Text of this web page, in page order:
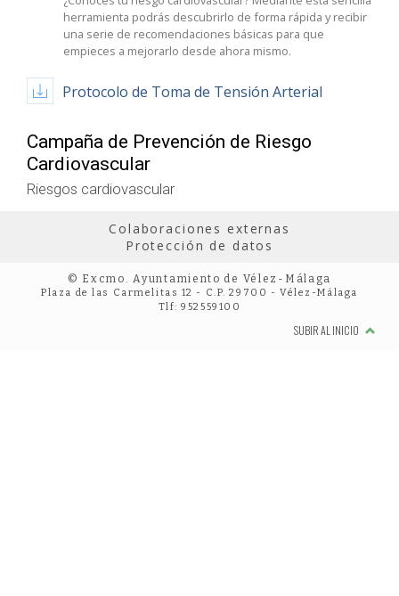
herramienta podrás descubrirlo de forma rápida y recibir
una serie de recomendaciones básicas para que
empieces a mejorarlo desde ahora mismo.
Protocolo de Toma de Tensión Arterial
Campaña de Prevención de Riesgo
Cardiovascular
Riesgos cardiovascular
Colaboraciones externas
Protección de datos
© Excmo. Ayuntamiento de Vélez-Málaga
Plaza de las Carmelitas 12 - C.P. 29700 - Vélez-Málaga
Tlf: 952559100
SUBIR AL INICIO